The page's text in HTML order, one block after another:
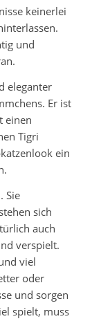
keinerlei
und
eleganter
Er ist
einen
Tigri
ein
Sie
sich
auch
verspielt.
viel
oder
und sorgen
spielt, muss